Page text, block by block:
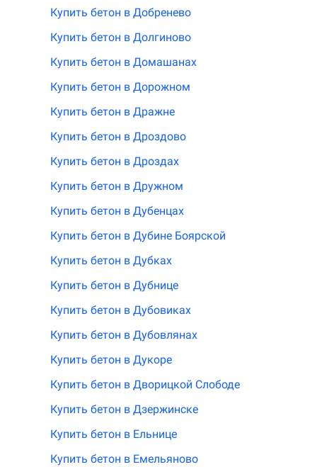
Купить бетон в Добренево
Купить бетон в Долгиново
Купить бетон в Домашанах
Купить бетон в Дорожном
Купить бетон в Дражне
Купить бетон в Дроздово
Купить бетон в Дроздах
Купить бетон в Дружном
Купить бетон в Дубенцах
Купить бетон в Дубине Боярской
Купить бетон в Дубках
Купить бетон в Дубнице
Купить бетон в Дубовиках
Купить бетон в Дубовлянах
Купить бетон в Дукоре
Купить бетон в Дворицкой Слободе
Купить бетон в Дзержинске
Купить бетон в Ельнице
Купить бетон в Емельяново